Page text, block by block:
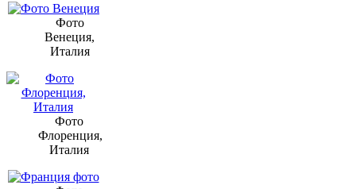
Фото
Венеция,
Италия
Фото
Флоренция,
Италия